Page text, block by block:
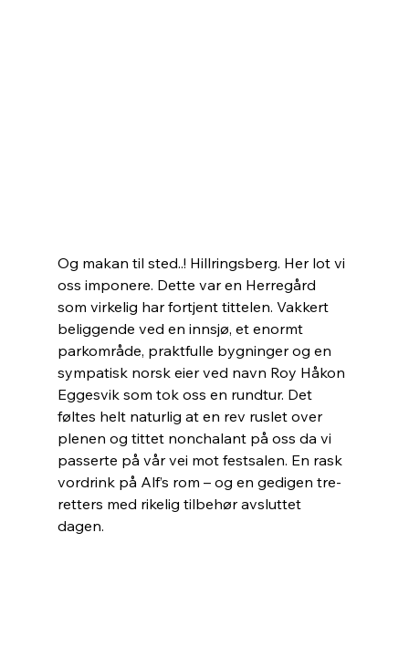
Og makan til sted..! Hillringsberg. Her lot vi
oss imponere. Dette var en Herregård
som virkelig har fortjent tittelen. Vakkert
beliggende ved en innsjø, et enormt
parkområde, praktfulle bygninger og en
sympatisk norsk eier ved navn Roy Håkon
Eggesvik som tok oss en rundtur. Det
føltes helt naturlig at en rev ruslet over
plenen og tittet nonchalant på oss da vi
passerte på vår vei mot festsalen. En rask
vordrink på Alf’s rom – og en gedigen tre-
retters med rikelig tilbehør avsluttet
dagen.